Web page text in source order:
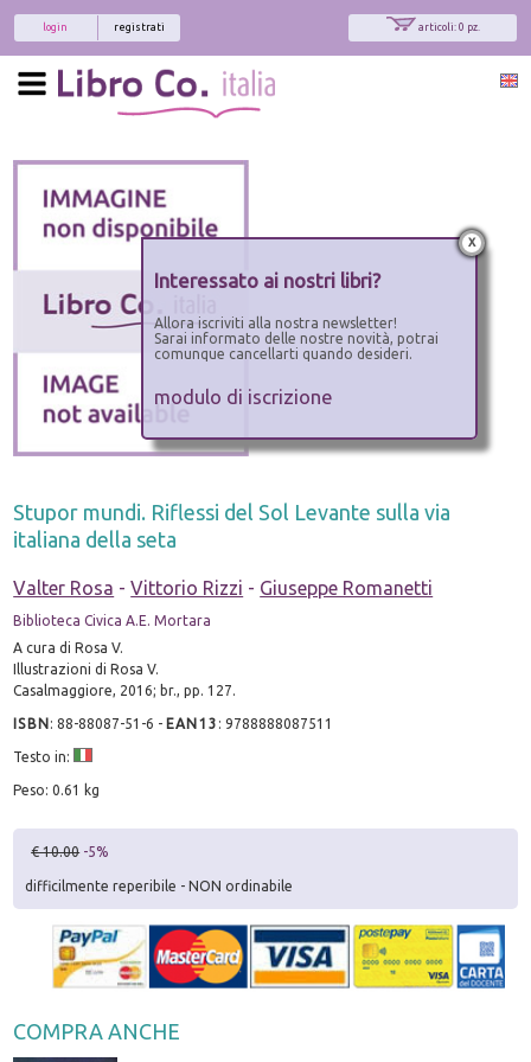
articoli: 0 pz.
registrati
login
Stupor mundi. Riflessi del Sol Levante sulla via
italiana della seta
Valter Rosa -Vittorio Rizzi - Giuseppe Romanetti
Biblioteca Civica A.E. Mortara
A cura di Rosa V.
Illustrazioni di Rosa V.
Casalmaggiore, 2016; br., pp. 127.
ISBN:88-88087-51-6 - EAN13 :9788888087511
Testo in:
Peso: 0.61 kg
€ 10.00 -5%
difficilmente reperibile - NON ordinabile
COMPRA ANCHE
x
Interessato ai nostri libri?
Allora iscriviti alla nostra newsletter!
Sarai informato delle nostre novità, potrai
comunque cancellarti quando desideri.
modulo di iscrizione